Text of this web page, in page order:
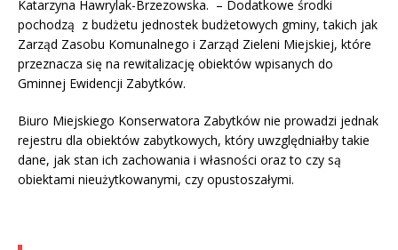
Katarzyna Hawrylak-Brzezowska. – Dodatkowe środki
pochodzą z budżetu jednostek budżetowych gminy, takich jak
Zarząd Zasobu Komunalnego i Zarząd Zieleni Miejskiej, które
przeznacza się na rewitalizację obiektów wpisanych do
Gminnej Ewidencji Zabytków.
Biuro Miejskiego Konserwatora Zabytków nie prowadzi jednak
rejestru dla obiektów zabytkowych, który uwzględniałby takie
dane, jak stan ich zachowania i własności oraz to czy są
obiektami nieużytkowanymi, czy opustoszałymi.